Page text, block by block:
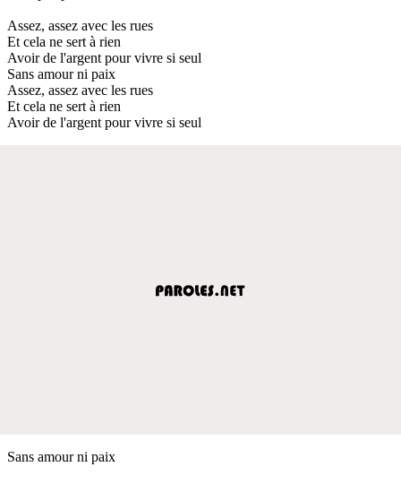
Assez, assez avec les rues
Et cela ne sert à rien
Avoir de l'argent pour vivre si seul
Sans amour ni paix
Assez, assez avec les rues
Et cela ne sert à rien
Avoir de l'argent pour vivre si seul
Sans amour ni paix